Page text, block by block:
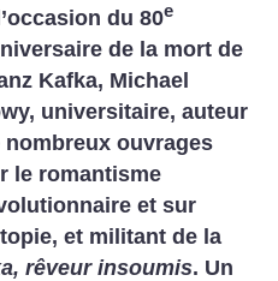
du 80e
de la mort de
Kafka, Michael
universitaire, auteur
nombreux ouvrages
le romantisme
et sur
et militant de la
rêveur insoumis. Un